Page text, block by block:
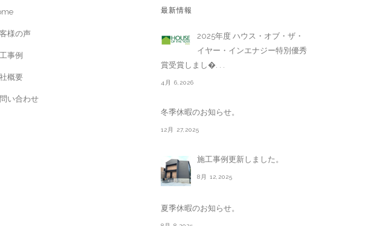
様の声
事例
概要
い合わせ
最新情報
2025年度 ハウス・オブ・ザ・
イヤー・インエナジー特別優秀
賞受賞しまし�. . .
4月 6,2026
冬季休暇のお知らせ。
12月 27,2025
施工事例更新しました。
8月 12,2025
夏季休暇のお知らせ。